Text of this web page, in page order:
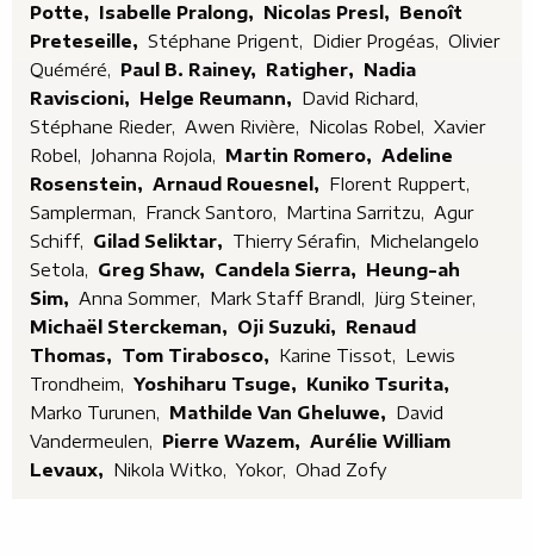
Potte, Isabelle Pralong, Nicolas Presl, Benoît
Preteseille, Stéphane Prigent, Didier Progéas, Olivier
Quéméré,
Paul B. Rainey, Ratigher, Nadia
Raviscioni, Helge Reumann, David Richard,
Stéphane Rieder,
Awen Rivière, Nicolas Robel, Xavier
Robel, Johanna Rojola, Martin Romero, Adeline
Rosenstein, Arnaud Rouesnel, Florent Ruppert,
Samplerman, Franck Santoro, Martina Sarritzu, Agur
Schiff, Gilad Seliktar, Thierry Sérafin, Michelangelo
Setola, Greg Shaw, Candela Sierra, Heung-ah
Sim, Anna Sommer, Mark Staff Brandl, Jürg Steiner,
Michaël Sterckeman,
Oji Suzuki, Renaud
Thomas, Tom Tirabosco, Karine Tissot, Lewis
Trondheim, Yoshiharu Tsuge, Kuniko Tsurita,
Marko Turunen, Mathilde Van Gheluwe, David
Vandermeulen, Pierre Wazem, Aurélie William
Levaux, Nikola Witko, Yokor, Ohad Zofy